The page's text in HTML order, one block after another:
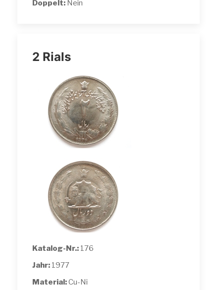
Doppelt: Nein
2 Rials
Katalog-Nr.: 176
Jahr: 1977
Material:Cu-Ni